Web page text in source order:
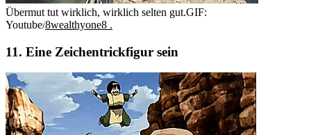
Übermut tut wirklich, wirklich selten gut.GIF:
Youtube/8wealthyone8 .
11. Eine Zeichentrickfigur sein